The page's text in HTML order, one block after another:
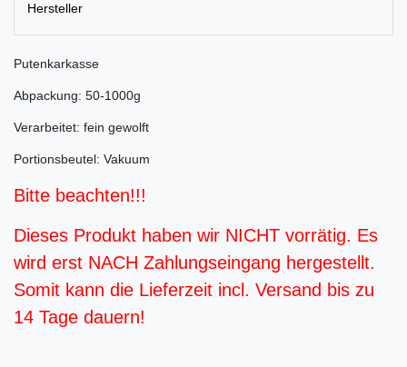
Hersteller
Putenkarkasse
Abpackung: 50-1000g
Verarbeitet: fein gewolft
Portionsbeutel: Vakuum
Bitte beachten!!!
Dieses Produkt haben wir NICHT vorrätig. Es
wird erst NACH Zahlungseingang hergestellt.
Somit kann die Lieferzeit incl. Versand bis zu
14 Tage dauern!